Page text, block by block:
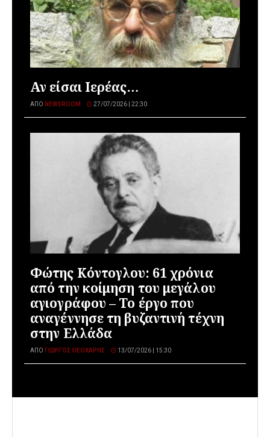
Αν είσαι Ιερέας…
ΑΠΌ NEWSROOM 27/07/2026 | 22:30
Φώτης Κόντογλου: 61 χρόνια
από την κοίμηση του μεγάλου
αγιογράφου – Το έργο που
αναγέννησε τη βυζαντινή τέχνη
στην Ελλάδα
ΑΠΌ ΓΙΏΡΓΟΣ ΘΕΟΧΆΡΗΣ 13/07/2026 | 15:30